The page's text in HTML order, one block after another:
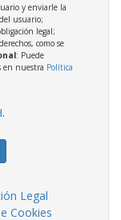
y enviarle la
usuario;
legal;
como se
: Puede
en nuestra Política
.
Legal
Cookies